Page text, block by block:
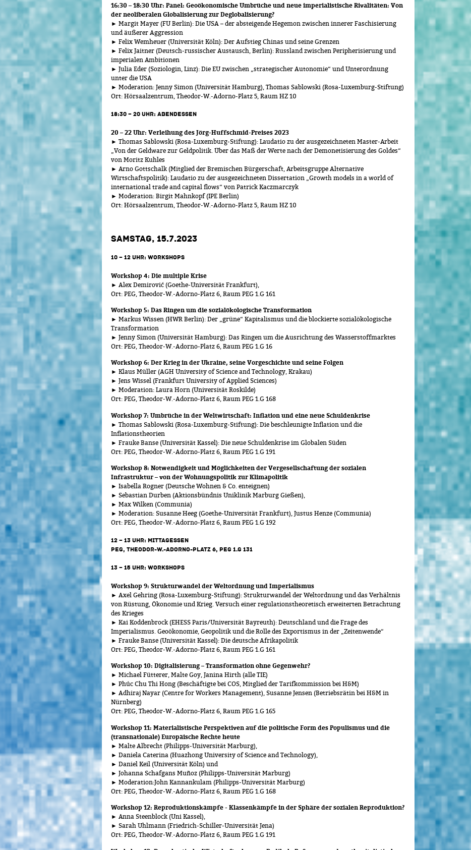
16:30 – 18:30 Uhr: Panel: Geoökonomische Umbrüche und neue imperialistische Rivalitäten: Von
der neoliberalen Globalisierung zur Deglobalisierung?
► Margit Mayer (FU Berlin): Die USA – der absteigende Hegemon zwischen innerer Faschisierung
und äußerer Aggression
► Felix Wemheuer (Universität Köln): Der Aufstieg Chinas und seine Grenzen
► Felix Jaitner (Deutsch-russischer Austausch, Berlin): Russland zwischen Peripherisierung und
imperialen Ambitionen
► Julia Eder (Soziologin, Linz): Die EU zwischen „strategischer Autonomie“ und Unterordnung
unter die USA
► Moderation: Jenny Simon (Universität Hamburg), Thomas Sablowski (Rosa-Luxemburg-Stiftung)
Ort: Hörsaalzentrum, Theodor-W.-Adorno-Platz 5, Raum HZ 10
18:30 – 20 UHR: ABENDESSEN
20 – 22 Uhr: Verleihung des Jörg-Huffschmid-Preises 2023
► Thomas Sablowski (Rosa-Luxemburg-Stiftung): Laudatio zu der ausgezeichneten Master-Arbeit
„Von der Geldware zur Geldpolitik. Über das Maß der Werte nach der Demonetisierung des Goldes“
von Moritz Kuhles
► Arno Gottschalk (Mitglied der Bremischen Bürgerschaft, Arbeitsgruppe Alternative
Wirtschaftspolitik): Laudatio zu der ausgezeichneten Dissertation „Growth models in a world of
international trade and capital flows“ von Patrick Kaczmarczyk
► Moderation: Birgit Mahnkopf (IPE Berlin)
Ort: Hörsaalzentrum, Theodor-W.-Adorno-Platz 5, Raum HZ 10
SAMSTAG, 15.7.2023
10 – 12 UHR: WORKSHOPS
Workshop 4: Die multiple Krise
► Alex Demirović (Goethe-Universität Frankfurt),
Ort: PEG, Theodor-W.-Adorno-Platz 6, Raum PEG 1.G 161
Workshop 5: Das Ringen um die sozialökologische Transformation
► Markus Wissen (HWR Berlin): Der „grüne“ Kapitalismus und die blockierte sozialökologische
Transformation
► Jenny Simon (Universität Hamburg): Das Ringen um die Ausrichtung des Wasserstoffmarktes
Ort: PEG, Theodor-W.-Adorno-Platz 6, Raum PEG 1.G 16
Workshop 6: Der Krieg in der Ukraine, seine Vorgeschichte und seine Folgen
► Klaus Müller (AGH University of Science and Technology, Krakau)
► Jens Wissel (Frankfurt University of Applied Sciences)
► Moderation: Laura Horn (Universität Roskilde)
Ort: PEG, Theodor-W.-Adorno-Platz 6, Raum PEG 1.G 168
Workshop 7: Umbrüche in der Weltwirtschaft: Inflation und eine neue Schuldenkrise
► Thomas Sablowski (Rosa-Luxemburg-Stiftung): Die beschleunigte Inflation und die
Inflationstheorien
► Frauke Banse (Universität Kassel): Die neue Schuldenkrise im Globalen Süden
Ort: PEG, Theodor-W.-Adorno-Platz 6, Raum PEG 1.G 191
Workshop 8: Notwendigkeit und Möglichkeiten der Vergesellschaftung der sozialen
Infrastruktur – von der Wohnungspolitik zur Klimapolitik
► Isabella Rogner (Deutsche Wohnen & Co. enteignen)
► Sebastian Durben (Aktionsbündnis Uniklinik Marburg Gießen),
► Max Wilken (Communia)
► Moderation: Susanne Heeg (Goethe-Universität Frankfurt), Justus Henze (Communia)
Ort: PEG, Theodor-W.-Adorno-Platz 6, Raum PEG 1.G 192
12 – 13 UHR: MITTAGESSEN
PEG, THEODOR-W.-ADORNO-PLATZ 6, PEG 1.G 131
13 – 15 UHR: WORKSHOPS
Workshop 9: Strukturwandel der Weltordnung und Imperialismus
► Axel Gehring (Rosa-Luxemburg-Stiftung): Strukturwandel der Weltordnung und das Verhältnis
von Rüstung, Ökonomie und Krieg. Versuch einer regulationstheoretisch erweiterten Betrachtung
des Krieges
► Kai Koddenbrock (EHESS Paris/Universität Bayreuth): Deutschland und die Frage des
Imperialismus. Geoökonomie, Geopolitik und die Rolle des Exportismus in der „Zeitenwende“
► Frauke Banse (Universität Kassel): Die deutsche Afrikapolitik
Ort: PEG, Theodor-W.-Adorno-Platz 6, Raum PEG 1.G 161
Workshop 10: Digitalisierung – Transformation ohne Gegenwehr?
► Michael Fütterer, Malte Goy, Janina Hirth (alle TIE)
► Phúc Chu Thi Hong (Beschäftigte bei COS, Mitglied der Tarifkommission bei H&M)
► Adhiraj Nayar (Centre for Workers Management), Susanne Jensen (Betriebsrätin bei H&M in
Nürnberg)
Ort: PEG, Theodor-W.-Adorno-Platz 6, Raum PEG 1.G 165
Workshop 11: Materialistische Perspektiven auf die politische Form des Populismus und die
(transnationale) Europäische Rechte heute
► Malte Albrecht (Philipps-Universität Marburg),
► Daniela Caterina (Huazhong University of Science and Technology),
► Daniel Keil (Universität Köln) und
► Johanna Schafgans Muñoz (Philipps-Universität Marburg)
► Moderation:John Kannankulam (Philipps-Universität Marburg)
Ort: PEG, Theodor-W.-Adorno-Platz 6, Raum PEG 1.G 168
Workshop 12: Reproduktionskämpfe - Klassenkämpfe in der Sphäre der sozialen Reproduktion?
► Anna Steenblock (Uni Kassel),
► Sarah Uhlmann (Friedrich-Schiller-Universität Jena)
Ort: PEG, Theodor-W.-Adorno-Platz 6, Raum PEG 1.G 191